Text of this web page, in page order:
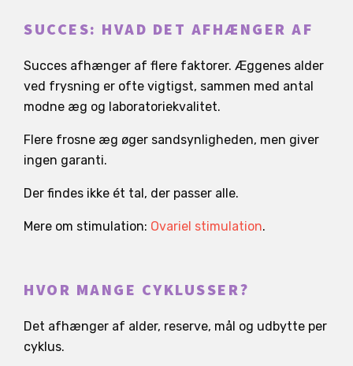
SUCCES: HVAD DET AFHÆNGER AF
Succes afhænger af flere faktorer. Æggenes alder
ved frysning er ofte vigtigst, sammen med antal
modne æg og laboratoriekvalitet.
Flere frosne æg øger sandsynligheden, men giver
ingen garanti.
Der findes ikke ét tal, der passer alle.
Mere om stimulation: Ovariel stimulation.
HVOR MANGE CYKLUSSER?
Det afhænger af alder, reserve, mål og udbytte per
cyklus.